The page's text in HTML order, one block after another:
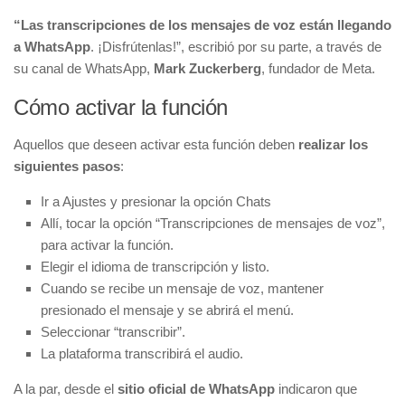
“Las transcripciones de los mensajes de voz están llegando
a WhatsApp. ¡Disfrútenlas!”, escribió por su parte, a través de
su canal de WhatsApp, Mark Zuckerberg, fundador de Meta.
Cómo activar la función
Aquellos que deseen activar esta función deben realizar los
siguientes pasos:
Ir a Ajustes y presionar la opción Chats
Allí, tocar la opción “Transcripciones de mensajes de voz”,
para activar la función.
Elegir el idioma de transcripción y listo.
Cuando se recibe un mensaje de voz, mantener
presionado el mensaje y se abrirá el menú.
Seleccionar “transcribir”.
La plataforma transcribirá el audio.
A la par, desde el sitio oficial de WhatsApp indicaron que